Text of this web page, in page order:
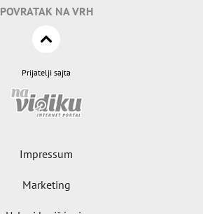
POVRATAK NA VRH
Prijatelji sajta
Impressum
Marketing